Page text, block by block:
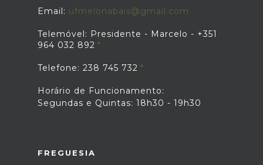
Email: ufmelonabais@gmail.com
Telemóvel: Presidente - Marcelo - +351
964 032 892
Telefone: 238 745 732
Horário de Funcionamento:
Segundas e Quintas: 18h30 - 19h30
FREGUESIA